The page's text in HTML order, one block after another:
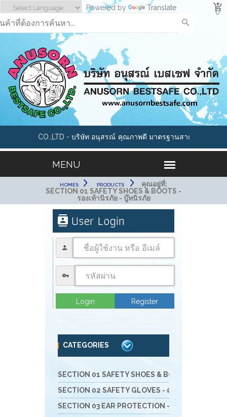
Powered by Translate
0
CO.,LTD - บริษัท อนุสรณ์
เราคือผู้นำด้านอุปกรณ์นิรภัย และ
กประเภทมากกว่า 1000 รายการ
คุณภาพดี มาตรฐานสากล อาทิเช่น รอ
หมวกนิรภัย, แว่นตาเซฟตี้, ถุงมือกันสา
กันสารเคมี,หน้ากากกันสารพิษ, อุปกร
HOMES PRODUCTS
คุณอยู่ที่:
SECTION 01 SAFETY SHOES & BOOTS -
รองเท้านิรภัย - บู๊ทนิรภัย
User Login
Login Register
CATEGORIES
SECTION 01 SAFETY SHOES & BOOTS - รองเท้า
SECTION 02 SAFETY GLOVES - ถุงมือนิรภัย
SECTION 03 EAR PROTECTION - อุปกรณ์สำหรับลด